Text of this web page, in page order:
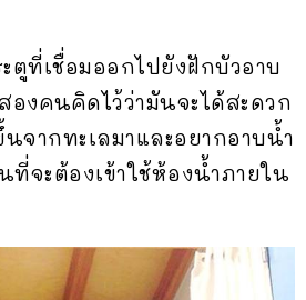
ตูที่เชื่อมออกไปยังฝักบัวอาบ
งคนคิดไว้ว่ามันจะได้สะดวก
นจากทะเลมาและอยากอาบน้ำ
ที่จะต้องเข้าใช้ห้องน้ำภายใน